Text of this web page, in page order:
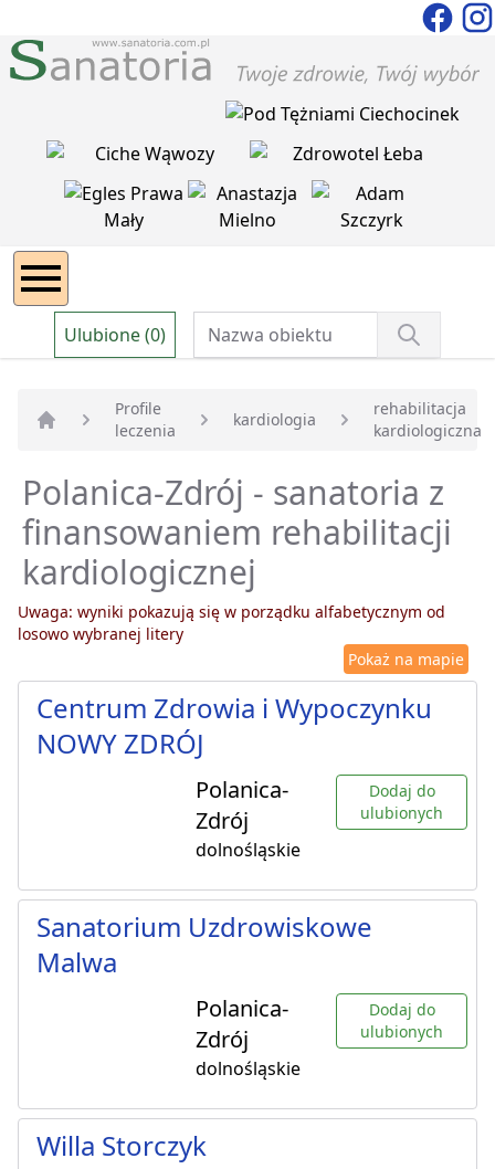
Ulubione (0)
Strona główna
Profile
leczenia
kardiologia
rehabilitacja
kardiologiczna
Polanica-Zdrój - sanatoria z
finansowaniem rehabilitacji
kardiologicznej
Uwaga: wyniki pokazują się w porządku alfabetycznym od
losowo wybranej litery
Pokaż na mapie
Centrum Zdrowia i Wypoczynku
NOWY ZDRÓJ
Polanica-
Zdrój
dolnośląskie
Dodaj do
ulubionych
Sanatorium Uzdrowiskowe
Malwa
Polanica-
Zdrój
dolnośląskie
Dodaj do
ulubionych
Willa Storczyk